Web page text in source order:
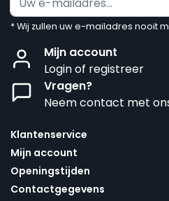
* Wij zullen uw e-mailadres nooit
Mijn account
Login of registreer
Vragen?
Neem contact met
Klantenservice
Mijn account
Openingstijden
Contactgegevens